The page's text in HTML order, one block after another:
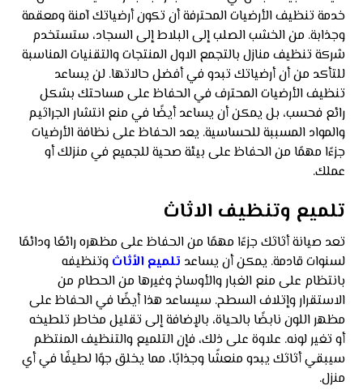
خدمة تنظيف الأرضيات المحترفة أن تكون أرضياتك آمنة ومعقمة
وجذابة. من الخشب الصلب إلى البلاط إلى السجاد، ستستخدم
شركة تنظيف منازل بالتجمع الاول المنتجات والتقنيات المناسبة
للتأكد من أن أرضياتك تبدو في أفضل حالاتها. لن يساعد
تنظيف الأرضيات المحترف في الحفاظ على مساحتك بشكل
رائع فحسب، بل يمكن أن يساعد أيضًا في منع انتشار الجراثيم
والمواد المسببة للحساسية. يعد الحفاظ على نظافة الأرضيات
جزءًا مهمًا من الحفاظ على بيئة صحية للجميع في منزلك أو
عملك.
تلميع وتنظيف الاثاث
تعد صيانة أثاثك جزءًا مهمًا من الحفاظ على مظهره رائعًا ودائمًا
لسنوات قادمة. يمكن أن يساعد تلميع الأثاث وتنظيفه
بانتظام على منع الغبار والأوساخ وغيرها من الحطام من
الاستقرار وإتلاف السطح. سيساعد هذا أيضًا في الحفاظ على
مظهر اللون نابضًا بالحياة، بالإضافة إلى تقليل مخاطر تلطيخه
أو تغير لونه. علاوة على ذلك، فإن التلميع والتنظيف المنتظم
سيبقي أثاثك يبدو منعشًا وجذابًا، مما يخلق جوًا لطيفًا في أي
منزل.